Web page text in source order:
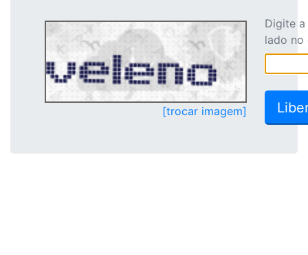
[trocar imagem]
Digite
lado no